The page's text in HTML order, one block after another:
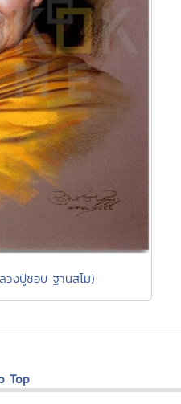
วงปู่ชอบ ฐานสโม)
Top